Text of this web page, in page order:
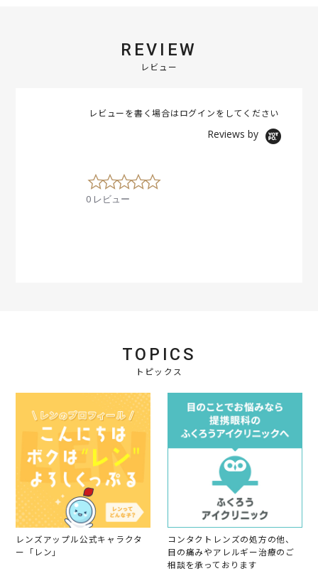
REVIEW
レビュー
レビューを書く場合はログイン をしてください
Reviews by
0
.
0 レビュー
TOPICS
トピックス
レンズアップル公式キャラクタ
ー「レン」
コンタクトレンズの処方の他、
目の痛みやアレルギー治療のご
相談を承っております